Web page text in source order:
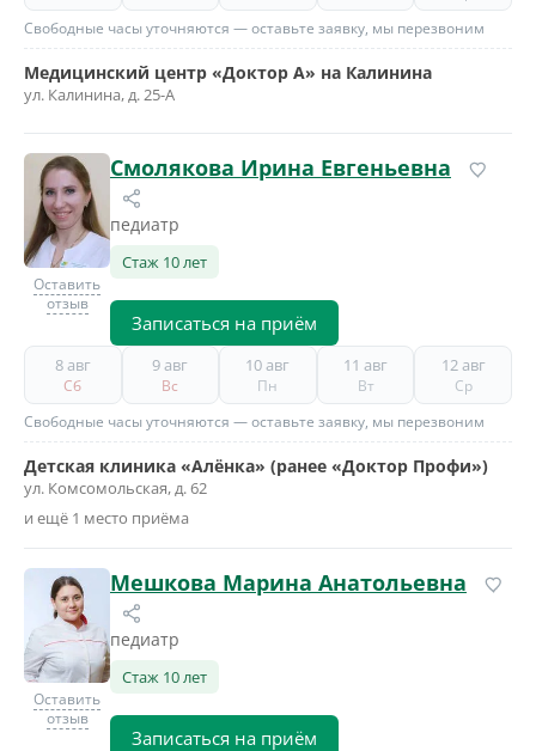
Свободные часы уточняются — оставьте заявку, мы перезвоним
Медицинский центр «Доктор А» на Калинина
ул. Калинина, д. 25-А
Оставить
отзыв
Смолякова Ирина Евгеньевна
педиатр
Стаж 10 лет
Записаться на приём
8 авг
Сб
9 авг
Вс
10 авг
Пн
11 авг
Вт
12 авг
Ср
Свободные часы уточняются — оставьте заявку, мы перезвоним
Детская клиника «Алёнка» (ранее «Доктор Профи»)
ул. Комсомольская, д. 62
и ещё 1 место приёма
Оставить
отзыв
Мешкова Марина Анатольевна
педиатр
Стаж 10 лет
Записаться на приём